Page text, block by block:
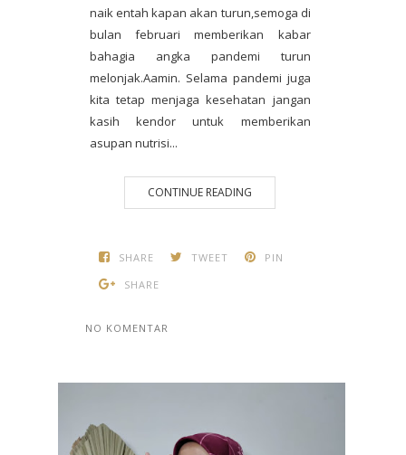
naik entah kapan akan turun,semoga di
bulan februari memberikan kabar
bahagia angka pandemi turun
melonjak.Aamin. Selama pandemi juga
kita tetap menjaga kesehatan jangan
kasih kendor untuk memberikan
asupan nutrisi...
CONTINUE READING
SHARE TWEET
PIN
SHARE
NO KOMENTAR